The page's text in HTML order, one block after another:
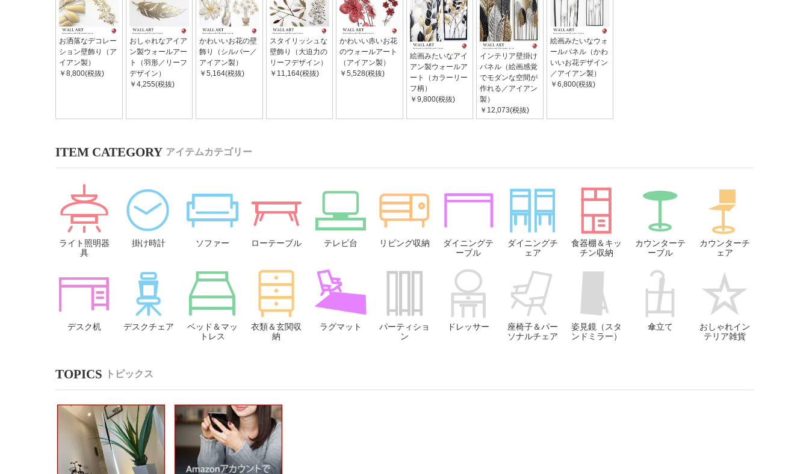
お洒落なデコレー
ション壁飾り（ア
イアン製）
￥8,800(税抜)
おしゃれなアイア
ン製ウォールアー
ト（羽形／リーフ
デザイン）
￥4,255(税抜)
かわいいお花の壁
飾り（シルバー／
アイアン製）
￥5,164(税抜)
スタイリッシュな
壁飾り（大迫力の
リーフデザイン）
￥11,164(税抜)
かわいい赤いお花
のウォールアート
（アイアン製）
￥5,528(税抜)
絵画みたいなアイ
アン製ウォールア
ート（カラーリー
フ柄）
￥9,800(税抜)
インテリア壁掛け
パネル（絵画感覚
でモダンな空間が
作れる／アイアン
製）
￥12,073(税抜)
絵画みたいなウォ
ールパネル（かわ
いいお花デザイン
／アイアン製）
￥6,800(税抜)
アイテムカテゴリー
ライト照明器
具
掛け時計 ソファー ローテーブル テレビ台 リビング収納
ダイニングテ
ーブル
ダイニングチ
ェア
食器棚＆キッ
チン収納
カウンターテ
ーブル
カウンターチ
ェア
デスク机 デスクチェア
ベッド＆マッ
トレス
衣類＆玄関収
納
ラグマット
パーティショ
ン
ドレッサー
座椅子＆パー
ソナルチェア
姿見鏡（スタ
ンドミラー）
傘立て
おしゃれイン
テリア雑貨
トピックス